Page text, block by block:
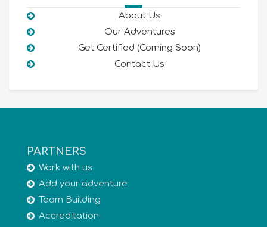
About Us
Our Adventures
Get Certified (Coming Soon)
Contact Us
PARTNERS
Work with us
Add your adventure
Team Building
Accreditation